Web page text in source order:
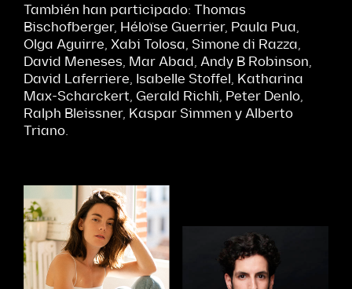
También han participado: Thomas
Bischofberger, Héloïse Guerrier, Paula Pua,
Olga Aguirre, Xabi Tolosa, Simone di Razza,
David Meneses, Mar Abad, Andy B Robinson,
David Laferriere, Isabelle Stoffel, Katharina
Max-Scharckert, Gerald Richli, Peter Denlo,
Ralph Bleissner, Kaspar Simmen y Alberto
Triano.